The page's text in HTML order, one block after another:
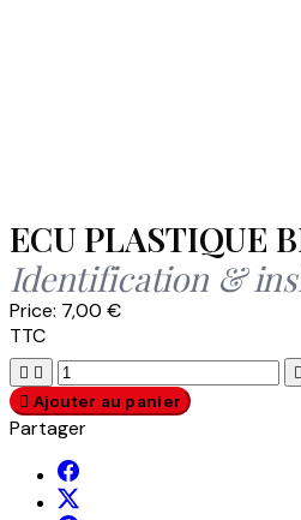
ECU PLASTIQUE
Identification &
Price: 7,00 €
TTC
  
 Ajouter au panier
Partager